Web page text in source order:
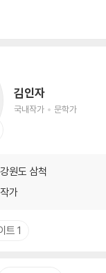
김인자
국내작가 문학가
강원도 삼척
작가
트 1